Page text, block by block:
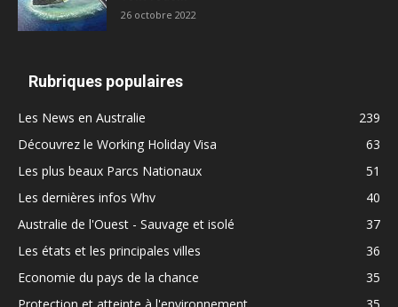
26 octobre 2022
Rubriques populaires
Les News en Australie
239
Découvrez le Working Holiday Visa
63
Les plus beaux Parcs Nationaux
51
Les dernières infos Whv
40
Australie de l'Ouest - Sauvage et isolé
37
Les états et les principales villes
36
Economie du pays de la chance
35